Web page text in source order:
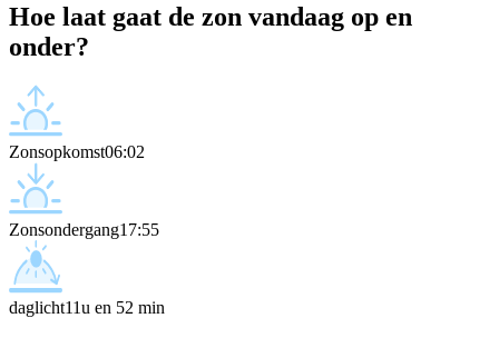
Hoe laat gaat de zon vandaag op en
onder?
Zonsopkomst06:02
Zonsondergang17:55
daglicht11u en 52 min